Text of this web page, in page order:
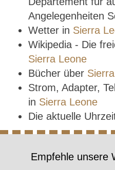
Angelegenheiten
Wetter in Sierra
Wikipedia - Die
Sierra Leone
Bücher über
Strom, Adapter,
in Sierra Leone
Die aktuelle
Empfehle unsere